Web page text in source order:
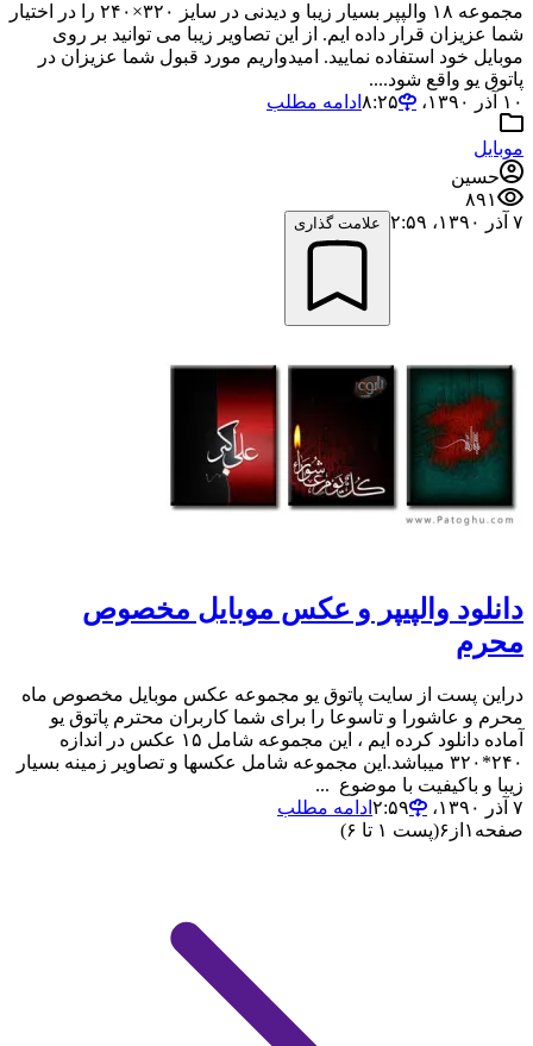
مجموعه ۱۸ والپپر بسیار زیبا و دیدنی در سایز ۳۲۰×۲۴۰ را در اختیار
شما عزیزان قرار داده ایم. از این تصاویر زیبا می توانید بر روی
موبایل خود استفاده نمایید. امیدواریم مورد قبول شما عزیزان در
پاتوق یو واقع شود....
۱۰ آذر ۱۳۹۰،‏ ۸:۲۵
ادامه مطلب
موبایل
حسین
۸۹۱
۷ آذر ۱۳۹۰،‏ ۲:۵۹
علامت گذاری
دانلود والپیپر و عکس موبایل مخصوص
محرم
دراین پست از سایت پاتوق یو مجموعه عکس موبایل مخصوص ماه
محرم و عاشورا و تاسوعا را برای شما کاربران محترم پاتوق یو
آماده دانلود کرده ایم ، این مجموعه شامل ۱۵ عکس در اندازه
۲۴۰*۳۲۰ میباشد.این مجموعه شامل عکسها و تصاویر زمینه بسیار
زیبا و باکیفیت با موضوع ...
۷ آذر ۱۳۹۰،‏ ۲:۵۹
ادامه مطلب
صفحه ۱ از ۶(پست ۱ تا ۶)